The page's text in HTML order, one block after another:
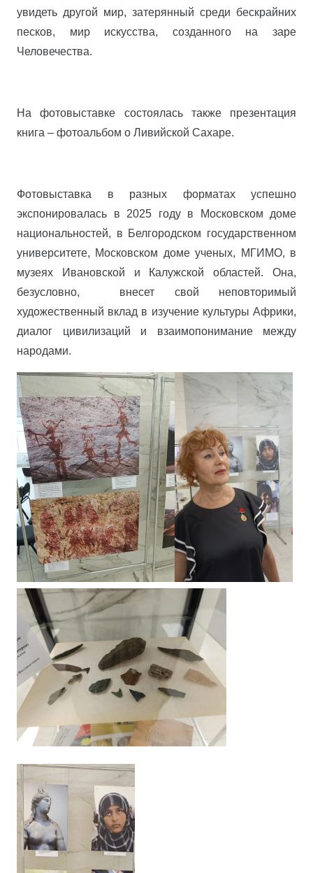
увидеть другой мир, затерянный среди бескрайних
песков, мир искусства, созданного на заре
Человечества.
На фотовыставке состоялась также презентация
книга – фотоальбом о Ливийской Сахаре.
Фотовыставка в разных форматах успешно
экспонировалась в 2025 году в Московском доме
национальностей, в Белгородском государственном
университете, Московском доме ученых, МГИМО, в
музеях Ивановской и Калужской областей. Она,
безусловно, внесет свой неповторимый
художественный вклад в изучение культуры Африки,
диалог цивилизаций и взаимопонимание между
народами.